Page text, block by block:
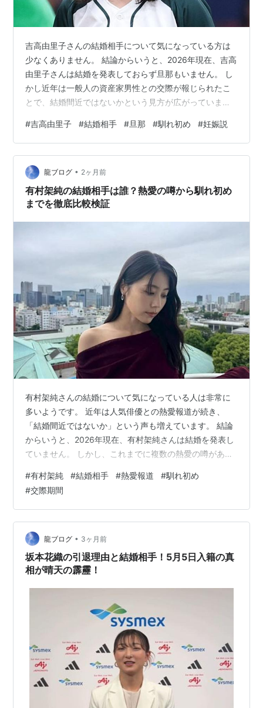
吉高由里子さんの結婚相手について気になっている方は
少なくありません。 結論からいうと、2026年現在、吉高
由里子さんは結婚を発表しておらず旦那もいません。 し
かし近年は一般人の資産家男性との交際が報じられたこ
とで、結婚間近ではないかという見方が広がっていま
とが増えていますが、その多くは憶測によるものです。
本記事では、吉高由里子さんの結婚相手と噂された男性
の人物像や馴れ初め、交際期間、入籍の可能性、妊娠や
出産に関する真相まで詳しく解説します。 吉高由里子は
結婚している？現在の最新状況 過去に語っていた結婚観
独身を続けている理由 結婚相手候補…
#吉高由里子 #結婚相手 #旦那 #馴れ初め #妊娠説
龍ブログ • 2ヶ月前
有村架純の結婚相手は誰？熱愛の噂から馴れ初め
までを徹底比較検証
有村架純さんの結婚について気になっている人は非常に
多いようです。 近年は人気俳優との熱愛報道が続き、
「結婚間近ではないか」という声も増えています。 結論
からいうと、2026年現在、有村架純さんは結婚を発表し
ていません。 しかし、これまでに複数の熱愛の噂があ
の結婚の可能性がたびたび話題になっています。 この記
事では、有村架純さんの現在の結婚状況、熱愛相手とさ
れる人物、馴れ初めや出会い、交際期間の噂、過去の破
局説まで詳しく解説します。 検索している人が知りたい
疑問を一つずつ整理しながら見ていきましょう。 有村架
純は現在結婚しているのか 結婚の噂が絶…
#有村架純 #結婚相手 #熱愛報道 #馴れ初め
#交際期間
龍ブログ • 3ヶ月前
坂本花織の引退理由と結婚相手！5月5日入籍の真
相が晴天の霹靂！